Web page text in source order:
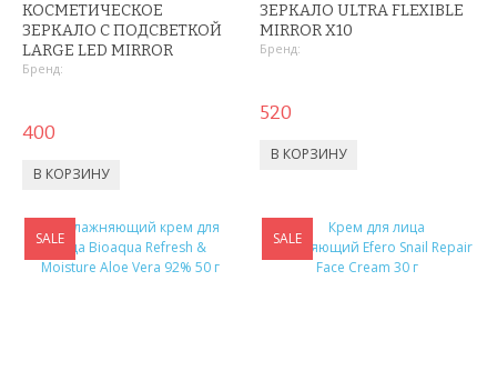
СРЕДСТВА ДЛЯ ПОХУДЕНИЯ
ТРЕНАЖЕРЫ
ХОЗТОВАРЫ
ЗОНТЫ
ТОВАРЫ ДЛЯ КУХНИ
КОСМЕТИЧЕСКОЕ
ЗЕРКАЛО С ПОДСВЕТКОЙ
LARGE LED MIRROR
Бренд:
400
ЗЕРКАЛО ULTRA FLEXIBLE
MIRROR X10
Бренд:
520
SALE SALE